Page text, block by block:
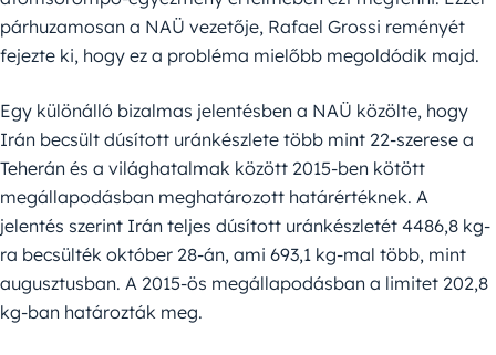
párhuzamosan a NAÜ vezetője, Rafael Grossi reményét
fejezte ki, hogy ez a probléma mielőbb megoldódik majd.
Egy különálló bizalmas jelentésben a NAÜ közölte, hogy
Irán becsült dúsított uránkészlete több mint 22-szerese a
Teherán és a világhatalmak között 2015-ben kötött
megállapodásban meghatározott határértéknek. A
jelentés szerint Irán teljes dúsított uránkészletét 4486,8 kg-
ra becsülték október 28-án, ami 693,1 kg-mal több, mint
augusztusban. A 2015-ös megállapodásban a limitet 202,8
kg-ban határozták meg.